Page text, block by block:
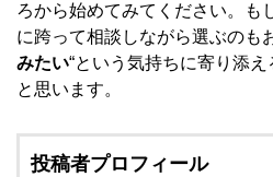
ろから始めてみてください。も
に跨って相談しながら選ぶのも
みたい“という気持ちに寄り添
と思います。
投稿者プロフィール